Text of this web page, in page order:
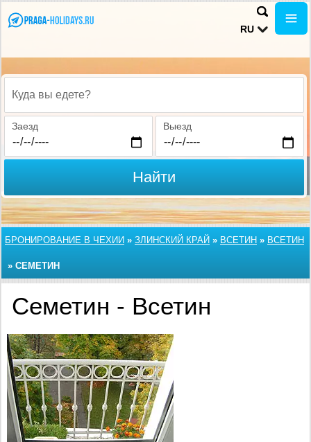
RU
Куда вы едете?
Заезд Выезд
Найти
БРОНИРОВАНИЕ В ЧЕХИИ » ЗЛИНСКИЙ КРАЙ » ВСЕТИН » ВСЕТИН
» СЕМЕТИН
Семетин - Всетин